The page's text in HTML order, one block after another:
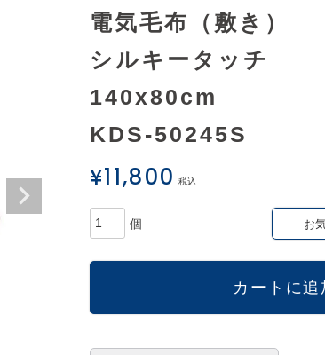
電気毛布（敷き）
シルキータッチ
140x80cm
KDS-50245S
¥11,800 税込
お
カートに追